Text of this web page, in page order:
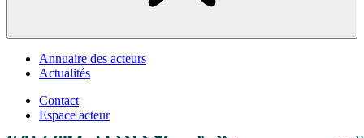
Annuaire des acteurs
Actualités
Contact
Espace acteur